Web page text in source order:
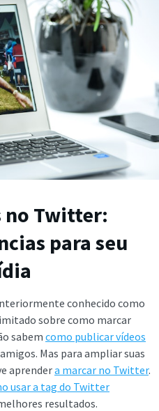
no Twitter:
para seu
conhecido como
sobre como marcar
sabem como publicar vídeos
Mas para ampliar suas
aprendera marcar no Twitter.
usar a tag do Twitter
resultados.